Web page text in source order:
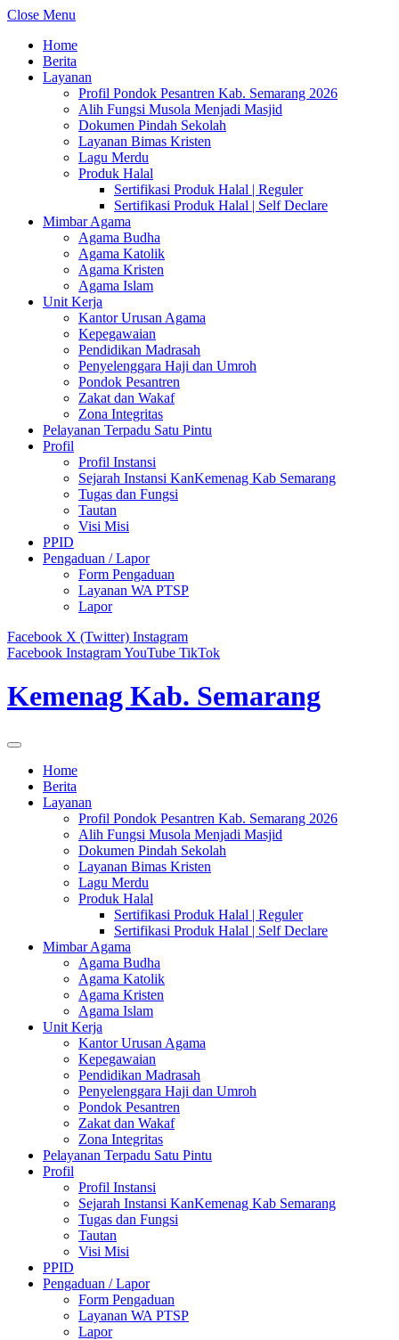
Close Menu
Home
Berita
Layanan
Profil Pondok Pesantren Kab. Semarang 2026
Alih Fungsi Musola Menjadi Masjid
Dokumen Pindah Sekolah
Layanan Bimas Kristen
Lagu Merdu
Produk Halal
Sertifikasi Produk Halal | Reguler
Sertifikasi Produk Halal | Self Declare
Mimbar Agama
Agama Budha
Agama Katolik
Agama Kristen
Agama Islam
Unit Kerja
Kantor Urusan Agama
Kepegawaian
Pendidikan Madrasah
Penyelenggara Haji dan Umroh
Pondok Pesantren
Zakat dan Wakaf
Zona Integritas
Pelayanan Terpadu Satu Pintu
Profil
Profil Instansi
Sejarah Instansi KanKemenag Kab Semarang
Tugas dan Fungsi
Tautan
Visi Misi
PPID
Pengaduan / Lapor
Form Pengaduan
Layanan WA PTSP
Lapor
Facebook X (Twitter) Instagram
Facebook InstagramYouTube TikTok
Kemenag Kab. Semarang
Home
Berita
Layanan
Profil Pondok Pesantren Kab. Semarang 2026
Alih Fungsi Musola Menjadi Masjid
Dokumen Pindah Sekolah
Layanan Bimas Kristen
Lagu Merdu
Produk Halal
Sertifikasi Produk Halal | Reguler
Sertifikasi Produk Halal | Self Declare
Mimbar Agama
Agama Budha
Agama Katolik
Agama Kristen
Agama Islam
Unit Kerja
Kantor Urusan Agama
Kepegawaian
Pendidikan Madrasah
Penyelenggara Haji dan Umroh
Pondok Pesantren
Zakat dan Wakaf
Zona Integritas
Pelayanan Terpadu Satu Pintu
Profil
Profil Instansi
Sejarah Instansi KanKemenag Kab Semarang
Tugas dan Fungsi
Tautan
Visi Misi
PPID
Pengaduan / Lapor
Form Pengaduan
Layanan WA PTSP
Lapor